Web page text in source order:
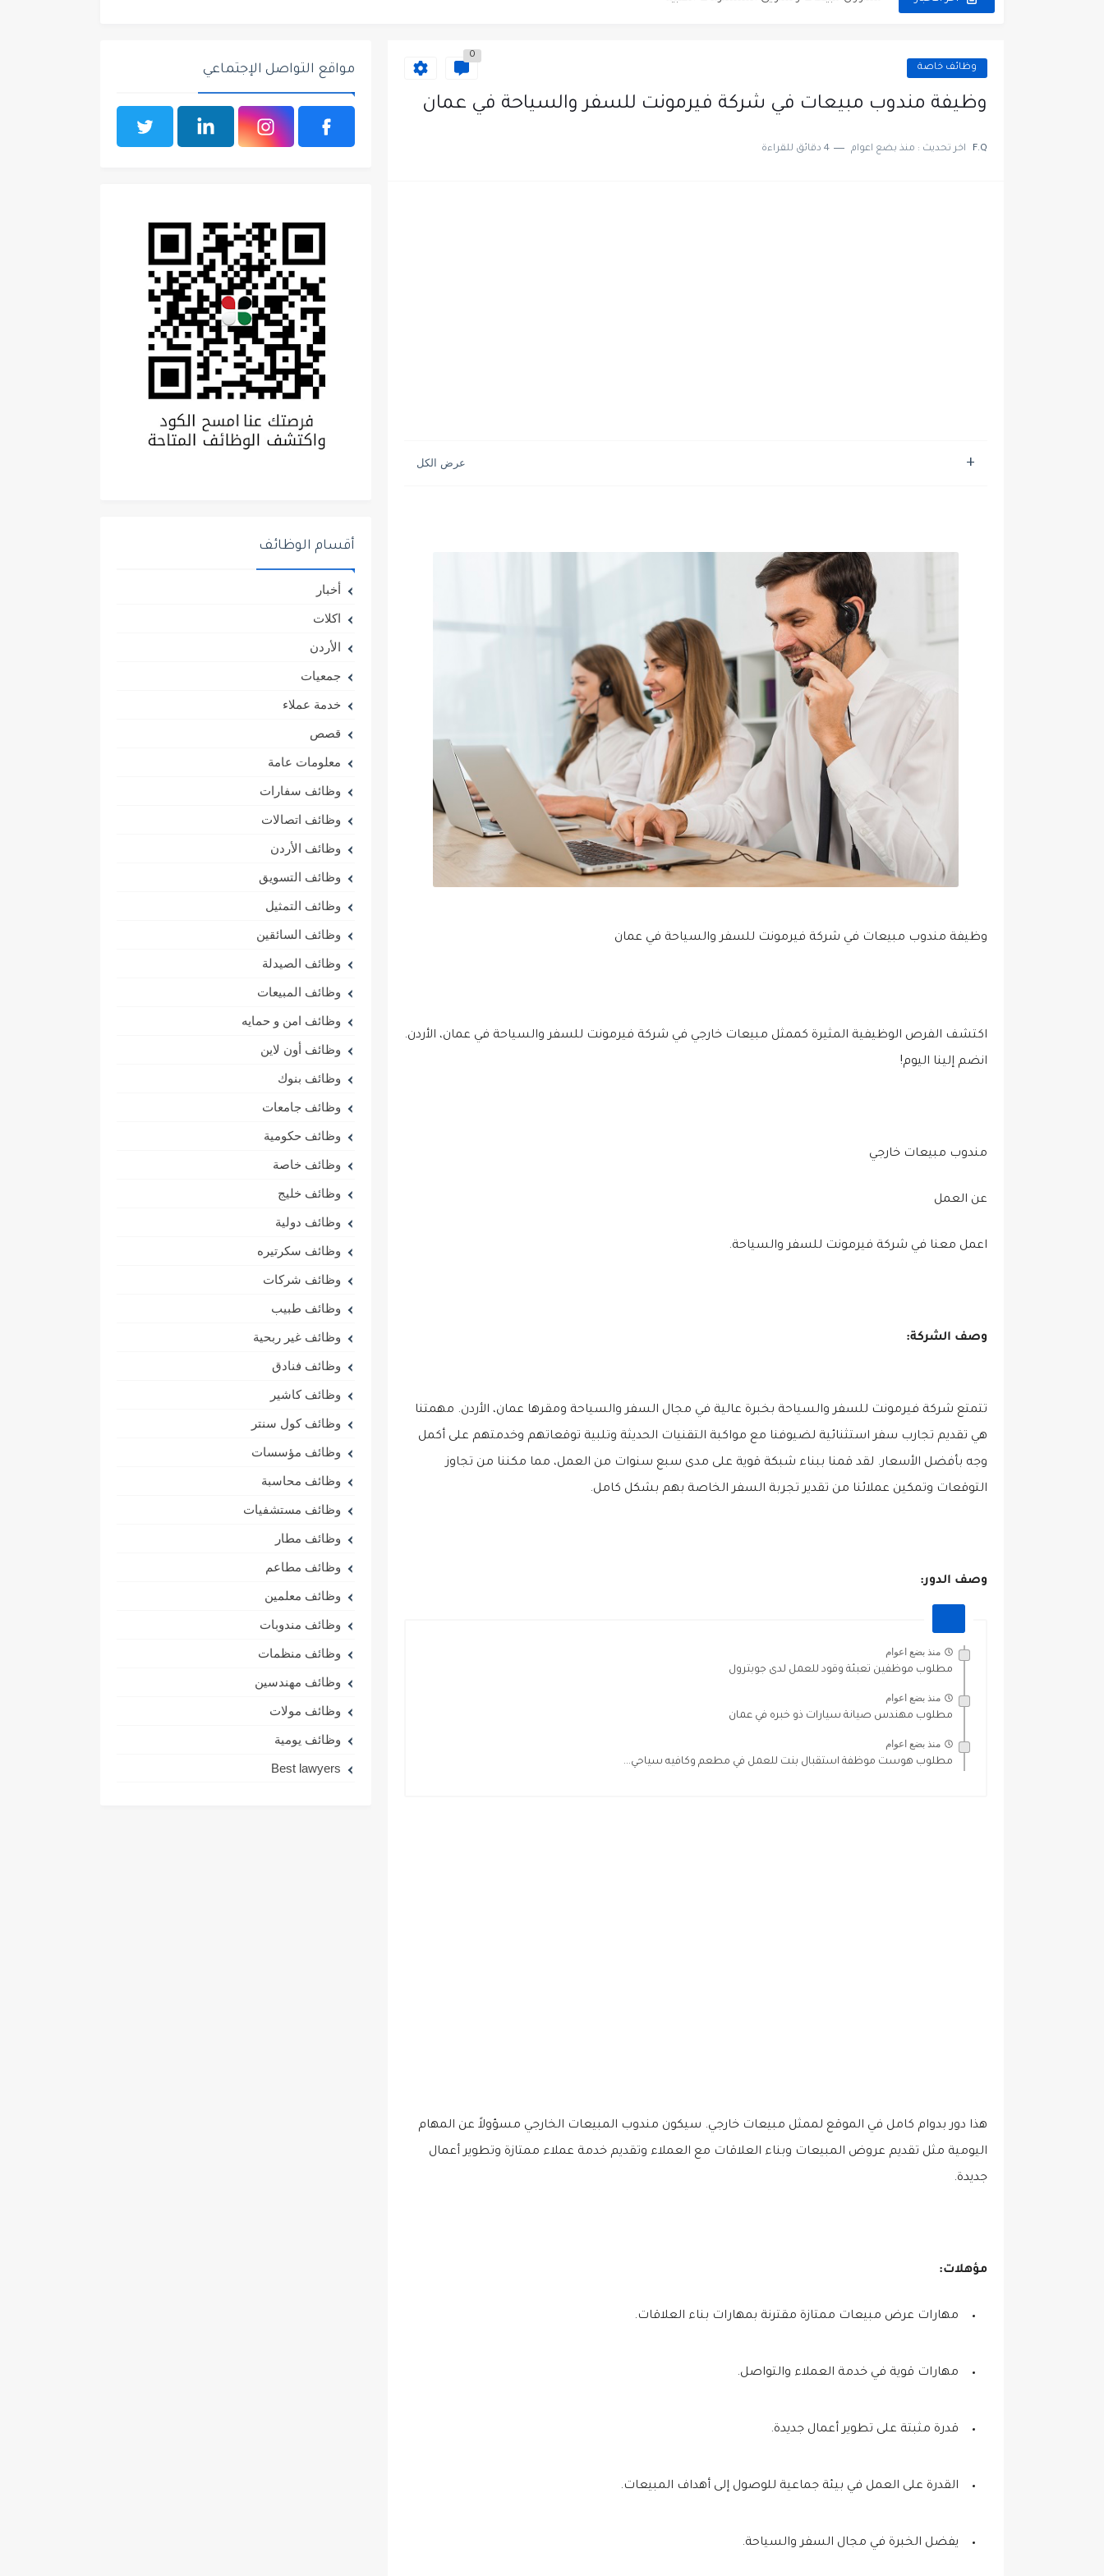
وظائف خاصة
0
وظيفة مندوب مبيعات في شركة فيرمونت للسفر والسياحة في عمان
F.Q اخر تحديث : منذ بضع اعوام 4 دقائق للقراءة
وظيفة مندوب مبيعات في شركة فيرمونت للسفر والسياحة في عمان
اكتشف الفرص الوظيفية المثيرة كممثل مبيعات خارجي في شركة فيرمونت للسفر والسياحة في عمان، الأردن.
انضم إلينا اليوم!
مندوب مبيعات خارجي
عن العمل
اعمل معنا في شركة فيرمونت للسفر والسياحة.
وصف الشركة:
تتمتع شركة فيرمونت للسفر والسياحة بخبرة عالية في مجال السفر والسياحة ومقرها عمان، الأردن. مهمتنا
هي تقديم تجارب سفر استثنائية لضيوفنا مع مواكبة التقنيات الحديثة وتلبية توقعاتهم وخدمتهم على أكمل
وجه بأفضل الأسعار. لقد قمنا ببناء شبكة قوية على مدى سبع سنوات من العمل، مما مكننا من تجاوز
التوقعات وتمكين عملائنا من تقدير تجربة السفر الخاصة بهم بشكل كامل.
وصف الدور:
منذ بضع اعوام
مطلوب موظفين تعبئة وقود للعمل لدى جوبترول
منذ بضع اعوام
مطلوب مهندس صيانة سيارات ذو خبره في عمان
منذ بضع اعوام
مطلوب هوست موظفة استقبال بنت للعمل في مطعم وكافيه سياحي...
هذا دور بدوام كامل في الموقع لممثل مبيعات خارجي. سيكون مندوب المبيعات الخارجي مسؤولاً عن المهام
اليومية مثل تقديم عروض المبيعات وبناء العلاقات مع العملاء وتقديم خدمة عملاء ممتازة وتطوير أعمال
جديدة.
مؤهلات:
مهارات عرض مبيعات ممتازة مقترنة بمهارات بناء العلاقات.
مهارات قوية في خدمة العملاء والتواصل.
قدرة مثبتة على تطوير أعمال جديدة.
القدرة على العمل في بيئة جماعية للوصول إلى أهداف المبيعات.
يفضل الخبرة في مجال السفر والسياحة.
مواقع التواصل الإجتماعي
أقسام الوظائف
أخبار
اكلات
الأردن
جمعيات
خدمة عملاء
قصص
معلومات عامة
وظائف سفارات
وظائف اتصالات
وظائف الأردن
وظائف التسويق
وظائف التمثيل
وظائف السائقين
وظائف الصيدلة
وظائف المبيعات
وظائف امن و حمايه
وظائف أون لاين
وظائف بنوك
وظائف جامعات
وظائف حكومية
وظائف خاصة
وظائف خليج
وظائف دولية
وظائف سكرتيره
وظائف شركات
وظائف طبيب
وظائف غير ربحية
وظائف فنادق
وظائف كاشير
وظائف كول سنتر
وظائف مؤسسات
وظائف محاسبة
وظائف مستشفيات
وظائف مطار
وظائف مطاعم
وظائف معلمين
وظائف مندوبات
وظائف منظمات
وظائف مهندسين
وظائف مولات
وظائف يومية
Best lawyers